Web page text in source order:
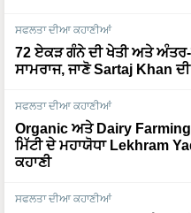
ਸਫਲਤਾ ਦੀਆ ਕਹਾਣੀਆਂ
72 ਏਕੜ ਗੰਨੇ ਦੀ ਖੇਤੀ ਅਤੇ
ਸਾਮਰਾਜ, ਜਾਣੋ Sartaj Khan ਦੀ
ਸਫਲਤਾ ਦੀਆ ਕਹਾਣੀਆਂ
Organic ਅਤੇ Dairy
ਮਿੱਟੀ ਦੇ ਮਹਾਯੋਧਾ Lekhram
ਕਹਾਣੀ
ਸਫਲਤਾ ਦੀਆ ਕਹਾਣੀਆਂ